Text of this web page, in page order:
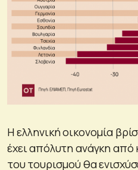
Η ελληνική οικονομία
έχει απόλυτη ανάγκη
του τουρισμού θα